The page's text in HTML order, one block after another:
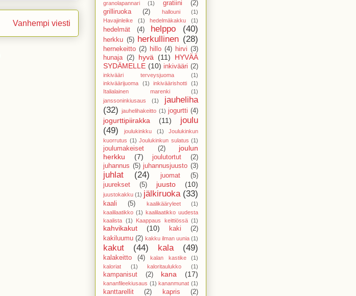
Vanhempi viesti
granolapannari
(1) gratiini
(2)
grilliruoka
(2) hallouni
(1)
Havajinleike
(1) hedelmäkakku (1)
hedelmät (4) helppo (40)
herkku (5) herkullinen (28)
hernekeitto (2) hillo (4) hirvi (3)
hunaja (2) hyvä (11)
HYVÄÄ
SYDÄMELLE (10) inkivääri (2)
inkivääri terveysjuoma
(1)
inkiväärijuoma
(1) inkiväärishotti
(1)
Italialainen marenki
(1)
janssoninkiusaus
(1)
jauheliha
(32)
jauhelihakeitto (1) jogurtti (4)
jogurttipiirakka (11)
joulu
(49)
joulukinkku (1)
Joulukinkun
kuorrutus (1) Joulukinkun sulatus (1)
joulumakeiset (2)
joulun
herkku
(7) joulutortut
(2)
juhannus (5) juhannusjuusto (3)
juhlat (24) juomat
(5)
juurekset
(5) juusto (10)
juustokakku (1) jälkiruoka (33)
kaali (5) kaalikääryleet
(1)
kaalilaatikko (1) kaalilaatikko uudesta
kaalista (1) Kaappaus keittiössä (1)
kahvikakut (10) kaki
(2)
kakiluumu (2) kakku ilman uunia (1)
kakut (44) kala (49)
kalakeitto (4) kalan kastike
(1)
kaloriat
(1) kaloritaulukko (1)
kampanisut (2) kana (17)
kananfileekiusaus (1) kananmunat (1)
kanttarellit (2) kapris (2)